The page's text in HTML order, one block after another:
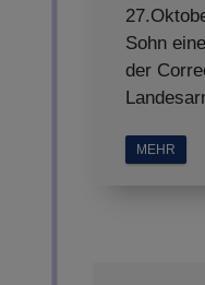
Sohn
der
MEHR